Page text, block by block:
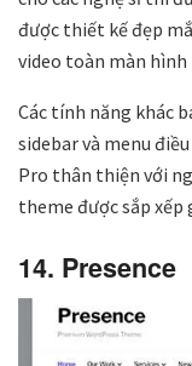
được thiết kế đẹp
video toàn màn
Các tính năng khác
sidebar và menu
Pro thân thiện với
theme được sắp xếp
14. Presence